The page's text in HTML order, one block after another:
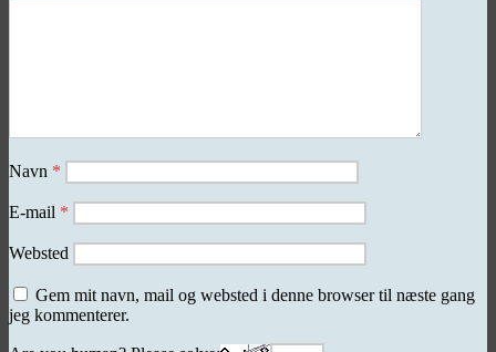
Navn *
E-mail *
Websted
Gem mit navn, mail og websted i denne browser til næste gang
jeg kommenterer.